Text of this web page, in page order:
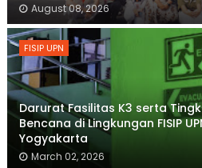
August 08, 2026
FISIP UPN
Darurat Fasilitas K3 serta
Bencana di Lingkungan FISIP
Yogyakarta
March 02, 2026